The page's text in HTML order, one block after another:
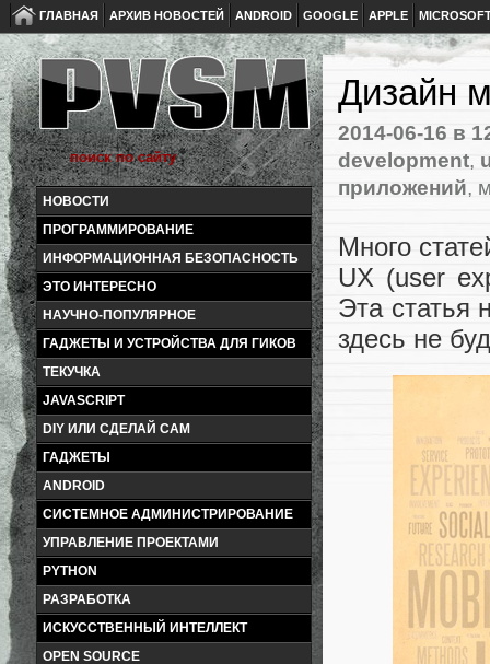
ГЛАВНАЯ АРХИВ НОВОСТЕЙ ANDROID GOOGLE APPLE
НОВОСТИ
ПРОГРАММИРОВАНИЕ
ИНФОРМАЦИОННАЯ БЕЗОПАСНОСТЬ
ЭТО ИНТЕРЕСНО
НАУЧНО-ПОПУЛЯРНОЕ
ГАДЖЕТЫ И УСТРОЙСТВА ДЛЯ ГИКОВ
ТЕКУЧКА
JAVASCRIPT
DIY ИЛИ СДЕЛАЙ САМ
ГАДЖЕТЫ
ANDROID
СИСТЕМНОЕ АДМИНИСТРИРОВАНИЕ
УПРАВЛЕНИЕ ПРОЕКТАМИ
PYTHON
РАЗРАБОТКА
ИСКУССТВЕННЫЙ ИНТЕЛЛЕКТ
OPEN SOURCE
Дизайн
2014-06-16 в
development,
приложений,
Много
UX (user
Эта статья
здесь не